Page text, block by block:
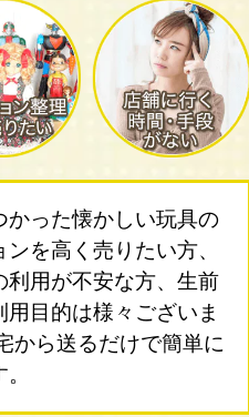
かった懐かしい玩具の
を高く売りたい方、
利用が不安な方、生前
目的は様々ございま
から送るだけで簡単に